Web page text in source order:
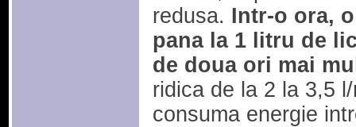
redusa. Intr-o ora,
pana la 1 litru de
de doua ori mai
ridica de la 2 la 3,5
consuma energie